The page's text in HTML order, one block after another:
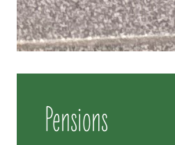
Pensions